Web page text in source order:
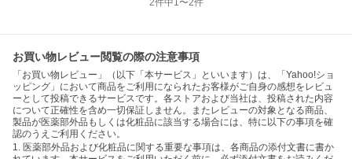
2件中1〜2件
お買い物レビュー閲覧の際の注意事項
「お買い物レビュー」（以下「本サービス」といいます）は、「Yahoo!ショ
ッピング」において商品をご利用になられたお客様がご自身の感想をレビュ
ーとして投稿できるサービスです。各ストアおよび当社は、投稿された内容
について正確性を含め一切保証しません。またレビューの対象となる商品、
製品が医薬部外品もしくは化粧品に該当する場合には、特に以下の事項を確
認のうえご利用ください。
1. 医薬部外品および化粧品に関する重要な事項は、各商品の添付文書に書か